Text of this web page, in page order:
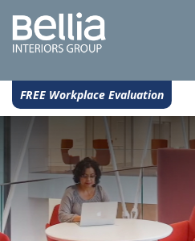
FREE Workplace Evaluation